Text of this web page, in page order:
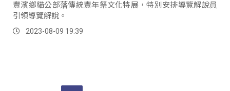
豐濱鄉貓公部落傳統豐年祭文化特展，特別安排導覽解說員
引領導覽解說。
2023-08-09 19:39